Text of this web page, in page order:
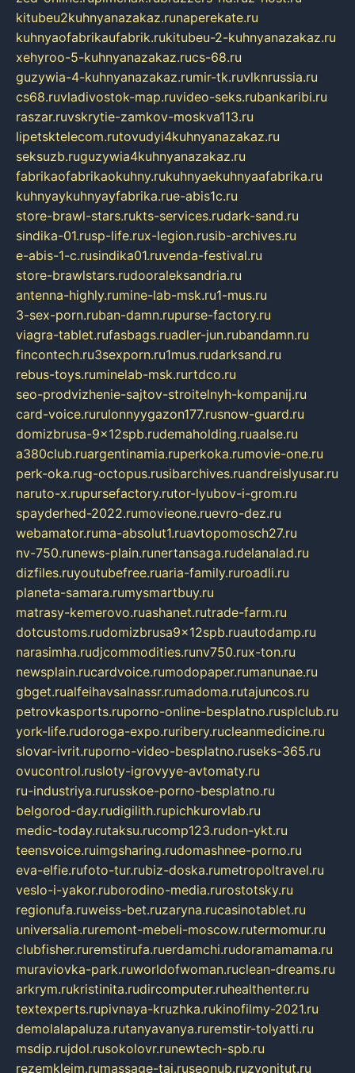
kitubeu2kuhnyanazakaz.runaperekate.ru
kuhnyaofabrikaufabrik.rukitubeu-2-kuhnyanazakaz.ru
xehyroo-5-kuhnyanazakaz.rucs-68.ru
guzywia-4-kuhnyanazakaz.rumir-tk.ruvlknrussia.ru
cs68.ruvladivostok-map.ruvideo-seks.rubankaribi.ru
raszar.ruvskrytie-zamkov-moskva113.ru
lipetsktelecom.rutovudyi4kuhnyanazakaz.ru
seksuzb.ruguzywia4kuhnyanazakaz.ru
fabrikaofabrikaokuhny.rukuhnyaekuhnyaafabrika.ru
kuhnyaykuhnyayfabrika.rue-abis1c.ru
store-brawl-stars.rukts-services.rudark-sand.ru
sindika-01.rusp-life.rux-legion.rusib-archives.ru
e-abis-1-c.rusindika01.ruvenda-festival.ru
store-brawlstars.rudooraleksandria.ru
antenna-highly.rumine-lab-msk.ru1-mus.ru
3-sex-porn.ruban-damn.rupurse-factory.ru
viagra-tablet.rufasbags.ruadler-jun.rubandamn.ru
fincontech.ru3sexporn.ru1mus.rudarksand.ru
rebus-toys.ruminelab-msk.rurtdco.ru
seo-prodvizhenie-sajtov-stroitelnyh-kompanij.ru
card-voice.rurulonnyygazon177.rusnow-guard.ru
domizbrusa-9x12spb.rudemaholding.ruaalse.ru
a380club.ruargentinamia.ruperkoka.rumovie-one.ru
perk-oka.rug-octopus.rusibarchives.ruandreislyusar.ru
naruto-x.rupursefactory.rutor-lyubov-i-grom.ru
spayderhed-2022.rumovieone.ruevro-dez.ru
webamator.ruma-absolut1.ruavtopomosch27.ru
nv-750.runews-plain.runertansaga.rudelanalad.ru
dizfiles.ruyoutubefree.ruaria-family.ruroadli.ru
planeta-samara.rumysmartbuy.ru
matrasy-kemerovo.ruashanet.rutrade-farm.ru
dotcustoms.rudomizbrusa9x12spb.ruautodamp.ru
narasimha.rudjcommodities.runv750.rux-ton.ru
newsplain.rucardvoice.rumodopaper.rumanunae.ru
gbget.rualfeihavsalnassr.rumadoma.rutajuncos.ru
petrovkasports.ruporno-online-besplatno.rusplclub.ru
york-life.rudoroga-expo.ruribery.rucleanmedicine.ru
slovar-ivrit.ruporno-video-besplatno.ruseks-365.ru
ovucontrol.rusloty-igrovyye-avtomaty.ru
ru-industriya.rurusskoe-porno-besplatno.ru
belgorod-day.rudigilith.rupichkurovlab.ru
medic-today.rutaksu.rucomp123.rudon-ykt.ru
teensvoice.ruimgsharing.rudomashnee-porno.ru
eva-elfie.rufoto-tur.rubiz-doska.rumetropoltravel.ru
veslo-i-yakor.ruborodino-media.rurostotsky.ru
regionufa.ruweiss-bet.ruzaryna.rucasinotablet.ru
universalia.ruremont-mebeli-moscow.rutermomur.ru
clubfisher.ruremstirufa.ruerdamchi.rudoramamama.ru
muraviovka-park.ruworldofwoman.ruclean-dreams.ru
arkrym.rukristinita.rudircomputer.ruhealthenter.ru
textexperts.rupivnaya-kruzhka.rukinofilmy-2021.ru
demolalapaluza.rutanyavanya.ruremstir-tolyatti.ru
msdip.rujdol.rusokolovr.runewtech-spb.ru
rezemkleim.rumassage-tai.ruseonub.ruzvonitut.ru